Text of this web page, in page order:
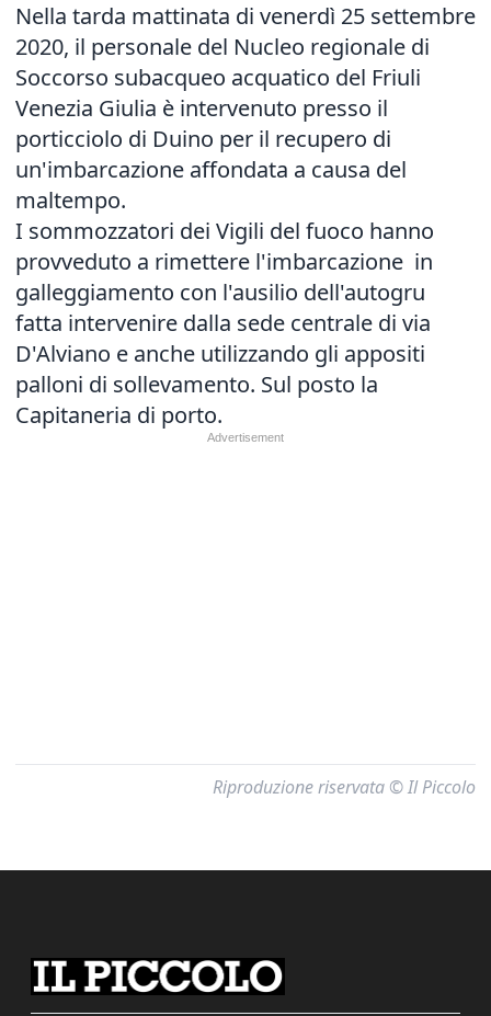
Nella tarda mattinata di venerdì 25 settembre
2020, il personale del Nucleo regionale di
Soccorso subacqueo acquatico del Friuli
Venezia Giulia è intervenuto presso il
porticciolo di Duino per il recupero di
un'imbarcazione affondata a causa del
maltempo.
I sommozzatori dei Vigili del fuoco hanno
provveduto a rimettere l'imbarcazione in
galleggiamento con l'ausilio dell'autogru
fatta intervenire dalla sede centrale di via
D'Alviano e anche utilizzando gli appositi
palloni di sollevamento. Sul posto la
Capitaneria di porto.
Riproduzione riservata © Il Piccolo